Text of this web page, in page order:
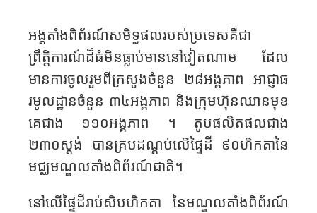
អង្គតាំងពិព័រណ៍សមិទ្ធផលរបស់ប្រទេសគឺជា
ព្រឹត្តិការណ៍ដ៏ធំមិនធ្លាប់មាននៅវៀតណាម ដែល
មានការចូលរួមពីក្រសួងចំនួន ២៨អង្គភាព អាជ្ញាធ
រមូលដ្ឋានចំនួន ៣៤អង្គភាព និងក្រុមហ៊ុនឈានមុខ
គេជាង ១១០អង្គភាព​ ។ តូបផលិតផលជាង
២៣០ស្ដង់ បានគ្របដណ្តប់លើផ្ទៃដី ៩០ហិកតានៃ
មជ្ឈមណ្ឌលតាំងពិព័រណ៍ជាតិ។
នៅលើ​ផ្ទៃដីរាប់សិប​ហិកតា នៃមណ្ឌល​តាំង​ពិព័រណ៍​